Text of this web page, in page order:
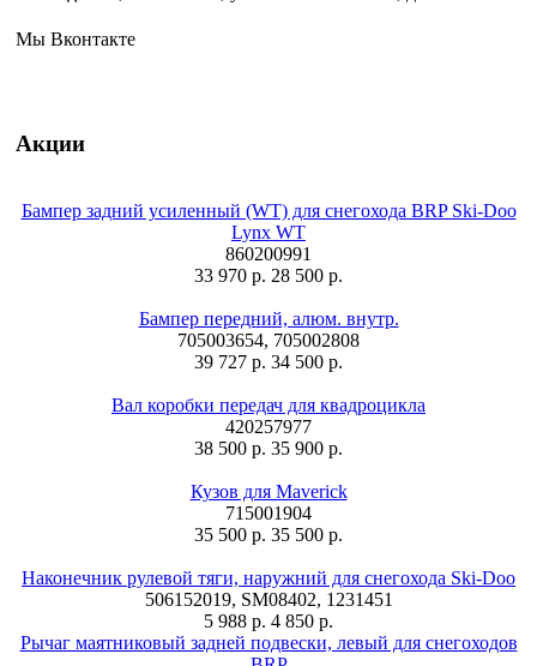
Мы Вконтакте
Акции
Бампер задний усиленный (WT) для снегохода BRP Ski-Doo
Lynx WT
860200991
33 970 р. 28 500 р.
Бампер передний, алюм. внутр.
705003654, 705002808
39 727 р. 34 500 р.
Вал коробки передач для квадроцикла
420257977
38 500 р. 35 900 р.
Кузов для Maverick
715001904
35 500 р. 35 500 р.
Наконечник рулевой тяги, наружний для снегохода Ski-Doo
506152019, SM08402, 1231451
5 988 р. 4 850 р.
Рычаг маятниковый задней подвески, левый для снегоходов